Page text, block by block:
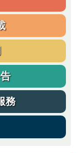
務